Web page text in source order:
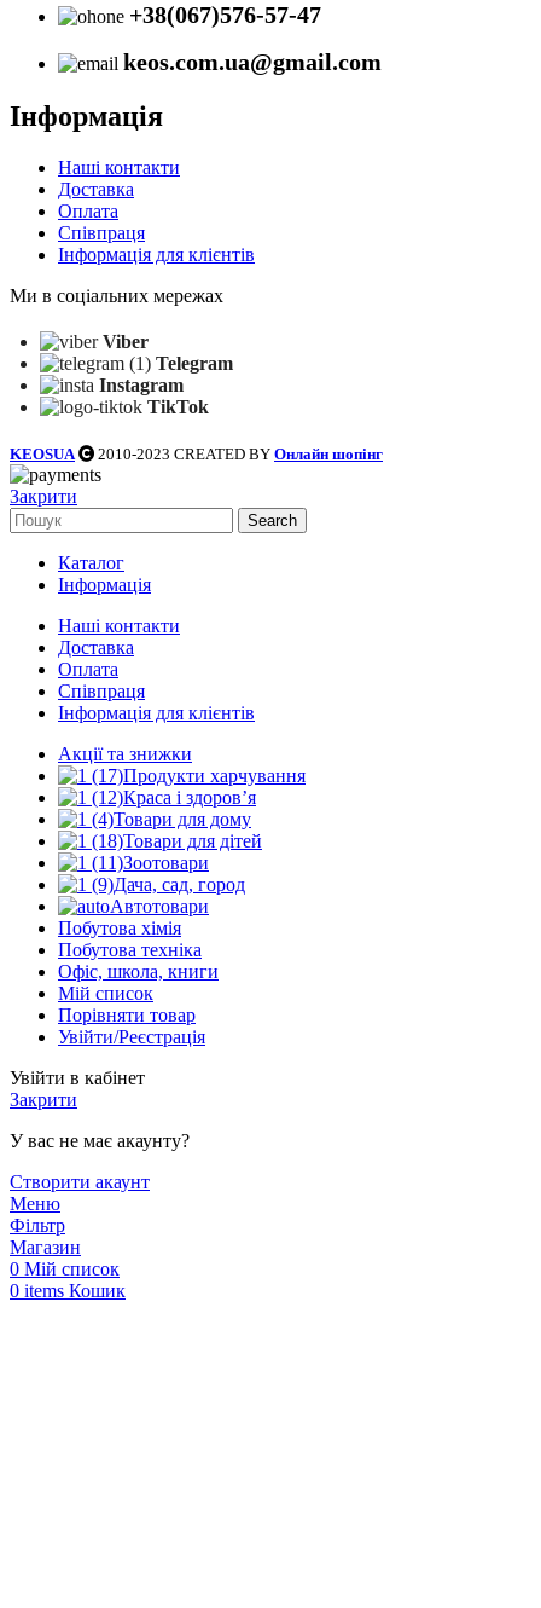
+38(067)576-57-47
keos.com.ua@gmail.com
Інформація
Наші контакти
Доставка
Оплата
Співпраця
Інформація для клієнтів
Ми в соціальних мережах
Viber
Telegram
Instagram
TikTok
KEOSUA 2010-2023 CREATED BY Онлайн шопінг
Закрити
Search
Каталог
Інформація
Наші контакти
Доставка
Оплата
Співпраця
Інформація для клієнтів
Акції та знижки
Продукти харчування
Краса і здоров’я
Товари для дому
Товари для дітей
Зоотовари
Дача, сад, город
Автотовари
Побутова хімія
Побутова техніка
Офіс, школа, книги
Мій список
Порівняти товар
Увійти/Реєстрація
Увійти в кабінет
Закрити
У вас не має акаунту?
Створити акаунт
Меню
Фільтр
Магазин
0 Мій список
0 items Кошик